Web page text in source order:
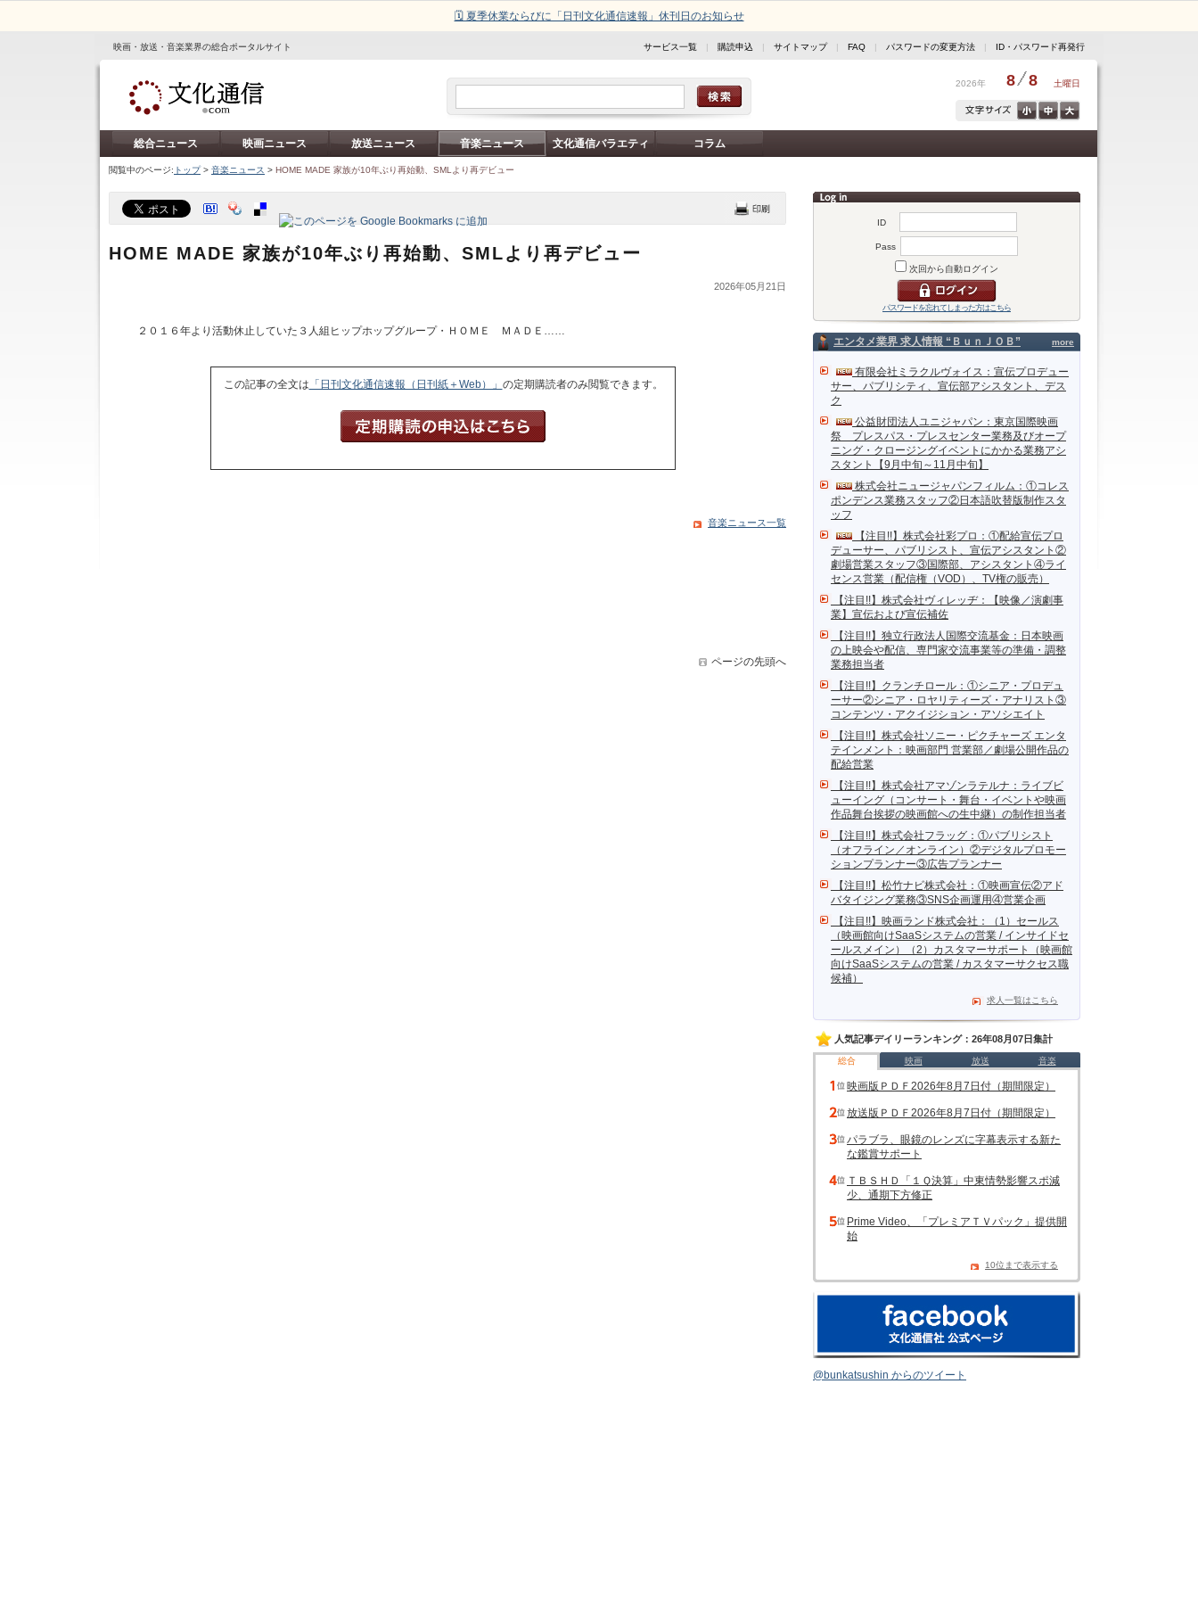
🗓️ 夏季休業ならびに「日刊文化通信速報」休刊日のお知らせ
映画・放送・音楽業界の総合ポータルサイト サービス一覧 | 購読申込 | サイトマップ| FAQ | パスワードの変更方法 | ID・パスワード再発行
2026年 8 8 土曜日
総合ニュース 映画ニュース 放送ニュース 音楽ニュース 文化通信バラエティ コラム
閲覧中のページ: トップ> 音楽ニュース > HOME MADE 家族が10年ぶり再始動、SMLより再デビュー
ID
Pass
次回から自動ログイン
パスワードを忘れてしまった方はこちら
more
エンタメ業界 求人情報 “ＢｕｎＪＯＢ”
有限会社ミラクルヴォイス：宣伝プロデュー
サー、パブリシティ、宣伝部アシスタント、デス
ク
公益財団法人ユニジャパン：東京国際映画
祭 プレスパス・プレスセンター業務及びオープ
ニング・クロージングイベントにかかる業務アシ
スタント【9月中旬～11月中旬】
株式会社ニュージャパンフィルム：①コレス
ポンデンス業務スタッフ②日本語吹替版制作スタ
ッフ
【注目!!】株式会社彩プロ：①配給宣伝プロ
デューサー、パブリシスト、宣伝アシスタント②
劇場営業スタッフ③国際部、アシスタント④ライ
センス営業（配信権（VOD）、TV権の販売）
【注目!!】株式会社ヴィレッヂ：【映像／演劇事
業】宣伝および宣伝補佐
【注目!!】独立行政法人国際交流基金：日本映画
の上映会や配信、専門家交流事業等の準備・調整
業務担当者
【注目!!】クランチロール：①シニア・プロデュ
ーサー②シニア・ロヤリティーズ・アナリスト③
コンテンツ・アクイジション・アソシエイト
【注目!!】株式会社ソニー・ピクチャーズ エンタ
テインメント：映画部門 営業部／劇場公開作品の
配給営業
【注目!!】株式会社アマゾンラテルナ：ライブビ
ューイング（コンサート・舞台・イベントや映画
作品舞台挨拶の映画館への生中継）の制作担当者
【注目!!】株式会社フラッグ：①パブリシスト
（オフライン／オンライン）②デジタルプロモー
ションプランナー③広告プランナー
【注目!!】松竹ナビ株式会社：①映画宣伝②アド
バタイジング業務③SNS企画運用④営業企画
【注目!!】映画ランド株式会社：（1）セールス
（映画館向けSaaSシステムの営業 / インサイドセ
ールスメイン）（2）カスタマーサポート（映画館
向けSaaSシステムの営業 / カスタマーサクセス職
候補）
求人一覧はこちら
人気記事デイリーランキング：26年08月07日集計
総合 映画 放送 音楽
映画版ＰＤＦ2026年8月7日付（期間限定）
放送版ＰＤＦ2026年8月7日付（期間限定）
パラブラ、眼鏡のレンズに字幕表示する新た
な鑑賞サポート
ＴＢＳＨＤ「１Ｑ決算」中東情勢影響スポ減
少、通期下方修正
Prime Video、「プレミアＴＶパック」提供開
始
10位まで表示する
@bunkatsushin からのツイート
HOME MADE 家族が10年ぶり再始動、SMLより再デビュー
2026年05月21日
２０１６年より活動休止していた３人組ヒップホップグループ・ＨＯＭＥ ＭＡＤＥ……
この記事の全文は 「日刊文化通信速報（日刊紙＋Web）」 の定期購読者のみ閲覧できます。
音楽ニュース一覧
ページの先頭へ